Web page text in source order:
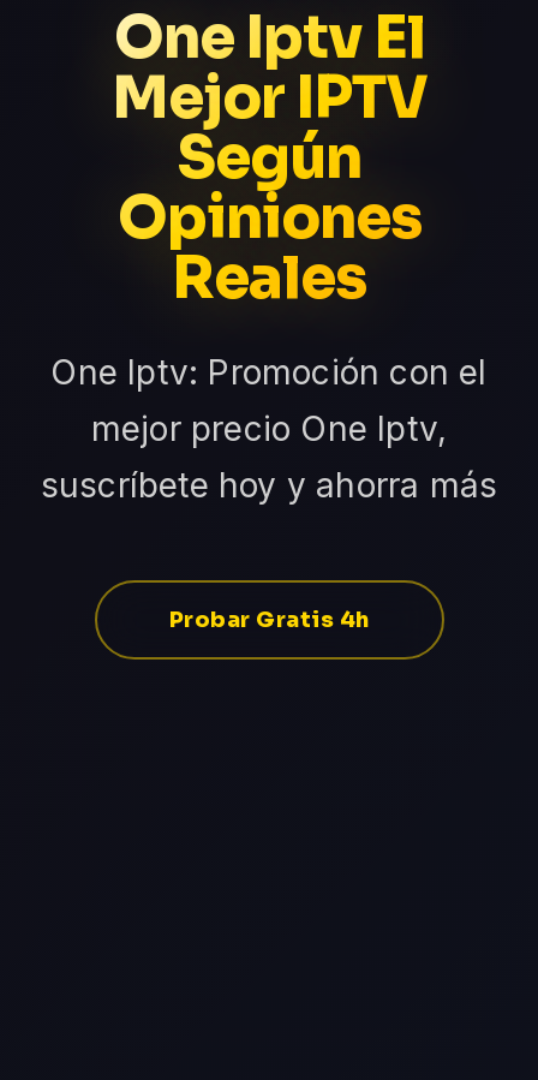
One Iptv El
Mejor IPTV
Según
Opiniones
Reales
One Iptv: Promoción con el
mejor precio One Iptv,
suscríbete hoy y ahorra más
Probar Gratis 4h